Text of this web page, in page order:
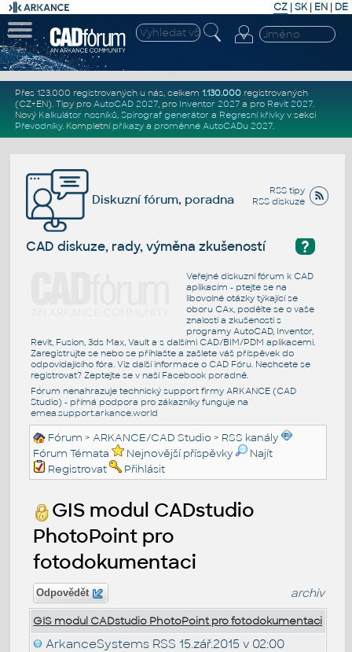
CZ | SK| EN | DE
Přes 123.000 registrovaných u nás, celkem 1.130.000registrovaných
(CZ+EN). Tipy pro AutoCAD 2027, pro Inventor 2027a pro Revit 2027.
Nový Kalkulátor nosníků, Spirograf generátor a Regresní křivkyv sekci
Převodníky. Kompletní příkazya proměnné AutoCADu 2027.
RSS tipy
RSS diskuze
Diskuzní fórum, poradna
?
CAD diskuze, rady, výměna zkušeností
Veřejné diskuzní fórum k CAD
aplikacím - ptejte se na
libovolné otázky týkající se
oboru CAx, podělte se o vaše
znalosti a zkušenosti s
programy AutoCAD, Inventor,
Revit, Fusion, 3ds Max, Vault a s dalšími CAD/BIM/PDM aplikacemi.
Zaregistrujte se nebo se přihlašte a zašlete váš příspěvek do
odpovídajícího fóra. Viz další informace o CAD Fóru. Nechcete se
registrovat? Zeptejte se v naší Facebook poradně.
Fórum nenahrazuje technický support firmy ARKANCE (CAD
Studio) - přímá podpora pro zákazníky funguje na
emea.support.arkance.world
Fórum >ARKANCE/CAD Studio > RSS kanály
Fórum Témata
Nejnovější příspěvky
Najít
Registrovat
Přihlásit
GIS modul CADstudio
PhotoPoint pro
fotodokumentaci
Odpovědět archiv
GIS modul CADstudio PhotoPoint pro fotodokumentaci
ArkanceSystems RSS 15.zář.2015 v 02:00